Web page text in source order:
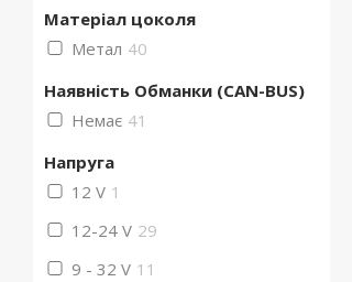
Матеріал цоколя
Метал 40
Наявність Обманки (CAN-BUS)
Немає 41
Напруга
12 V 1
12-24 V 29
9 - 32 V 11